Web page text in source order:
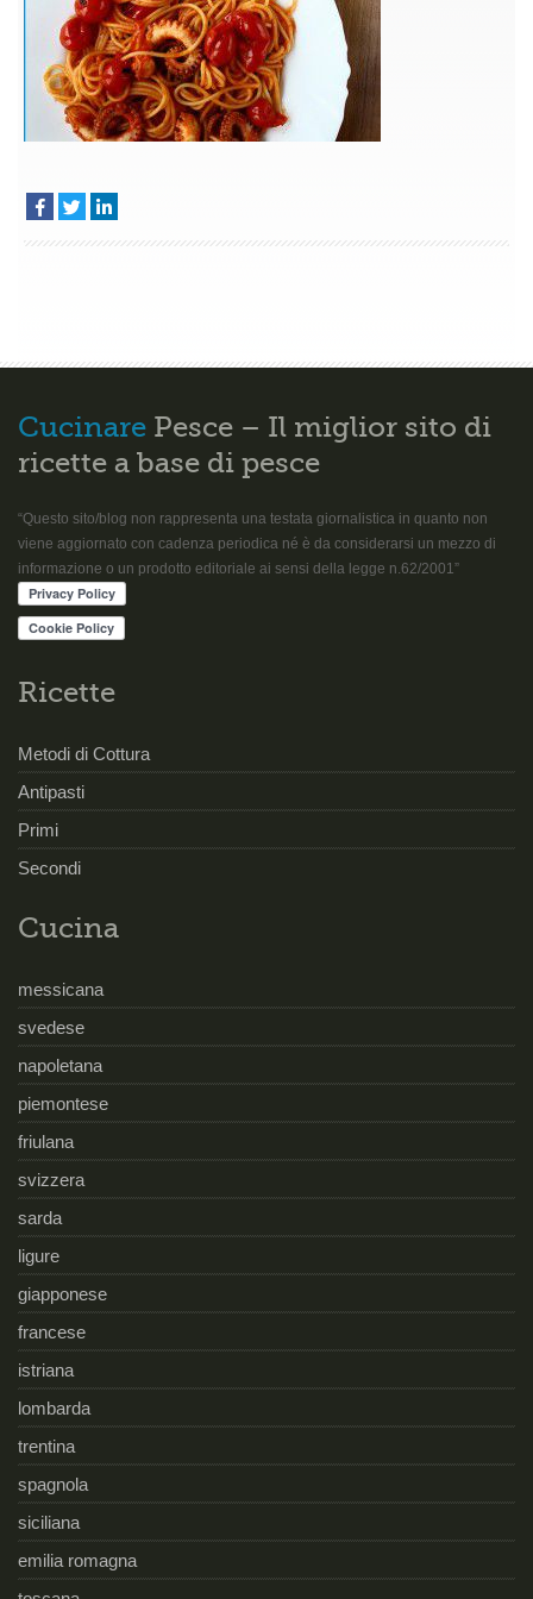
Cucinare Pesce – Il miglior sito di
ricette a base di pesce
“Questo sito/blog non rappresenta una testata giornalistica in quanto non
viene aggiornato con cadenza periodica né è da considerarsi un mezzo di
informazione o un prodotto editoriale ai sensi della legge n.62/2001”
Ricette
Metodi di Cottura
Antipasti
Primi
Secondi
Cucina
messicana
svedese
napoletana
piemontese
friulana
svizzera
sarda
ligure
giapponese
francese
istriana
lombarda
trentina
spagnola
siciliana
emilia romagna